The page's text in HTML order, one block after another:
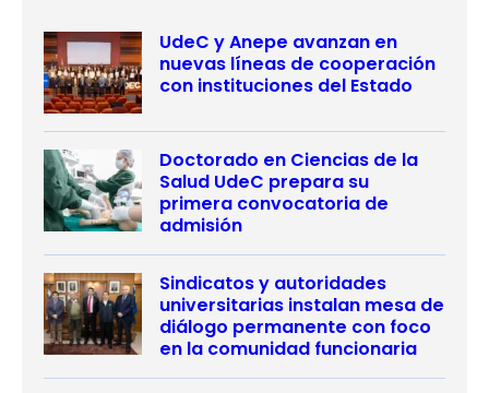
UdeC y Anepe avanzan en
nuevas líneas de cooperación
con instituciones del Estado
Doctorado en Ciencias de la
Salud UdeC prepara su
primera convocatoria de
admisión
Sindicatos y autoridades
universitarias instalan mesa de
diálogo permanente con foco
en la comunidad funcionaria